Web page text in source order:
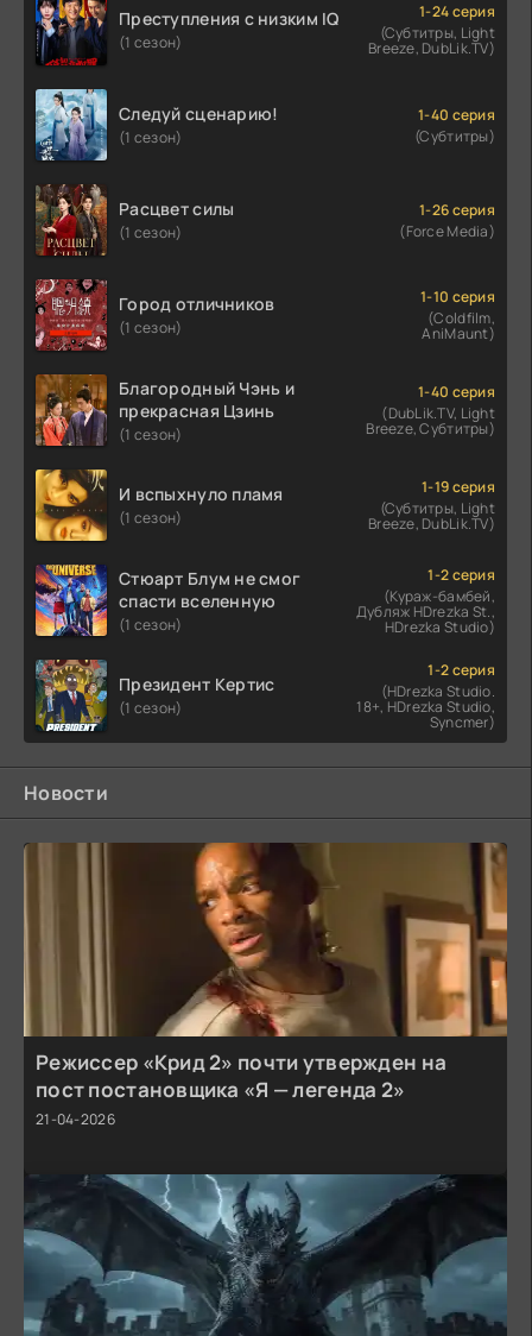
Преступления с низким IQ
(1 сезон)
1-24 серия
(Субтитры, Light
Breeze, DubLik.TV)
Следуй сценарию!
(1 сезон)
1-40 серия
(Субтитры)
Расцвет силы
(1 сезон)
1-26 серия
(Force Media)
Город отличников
(1 сезон)
1-10 серия
(Coldfilm,
AniMaunt)
Благородный Чэнь и
прекрасная Цзинь
(1 сезон)
1-40 серия
(DubLik.TV, Light
Breeze, Субтитры)
И вспыхнуло пламя
(1 сезон)
1-19 серия
(Субтитры, Light
Breeze, DubLik.TV)
Стюарт Блум не смог
спасти вселенную
(1 сезон)
1-2 серия
(Кураж-бамбей,
Дубляж HDrezka St.,
HDrezka Studio)
Президент Кертис
(1 сезон)
1-2 серия
(HDrezka Studio.
18+, HDrezka Studio,
Syncmer)
Новости
Режиссер «Крид 2» почти утвержден на
пост постановщика «Я — легенда 2»
21-04-2026